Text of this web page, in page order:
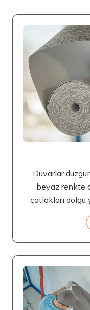
Duvarlar
beyaz renkte
çatlakları dolgu